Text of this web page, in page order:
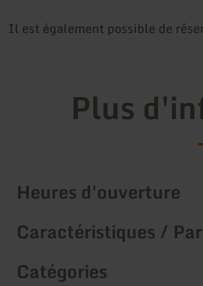
Il est également possible de
Plus
Heures d'ouverture
Caractéristiques /
Catégories